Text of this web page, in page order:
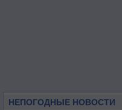
НЕПОГОДНЫЕ НОВОСТИ